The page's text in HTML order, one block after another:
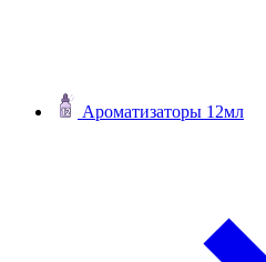
Ароматизаторы 12мл